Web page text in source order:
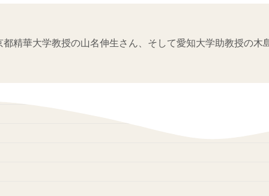
精華大学教授の山名伸生さん、そして愛知大学助教授の木